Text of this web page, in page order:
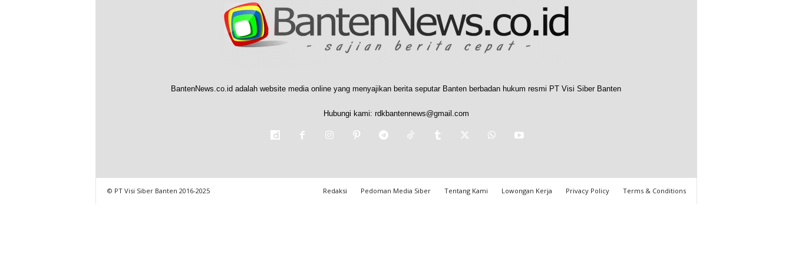
BantenNews.co.id adalah website media online yang menyajikan berita seputar Banten berbadan hukum resmi PT Visi Siber Banten
Hubungi kami: rdkbantennews@gmail.com
Redaksi Pedoman Media Siber Tentang Kami Lowongan Kerja Privacy Policy Terms & Conditions
© PT Visi Siber Banten 2016-2025